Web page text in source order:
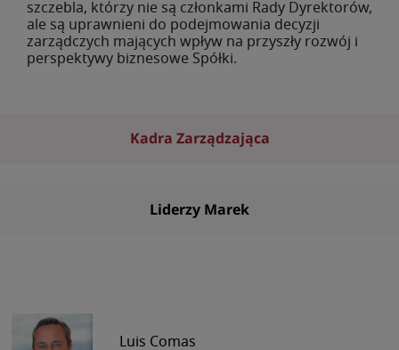
szczebla, którzy nie są członkami Rady Dyrektorów,
ale są uprawnieni do podejmowania decyzji
zarządczych mających wpływ na przyszły rozwój i
perspektywy biznesowe Spółki.
Kadra Zarządzająca
Liderzy Marek
Luis Comas